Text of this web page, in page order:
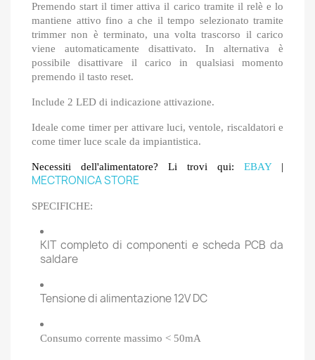
Premendo start il timer attiva il carico tramite il relè e lo
mantiene attivo fino a che il tempo selezionato tramite
trimmer non è terminato, una volta trascorso il carico
viene automaticamente disattivato. In alternativa è
possibile disattivare il carico in qualsiasi momento
premendo il tasto reset.
Include 2 LED di indicazione attivazione.
Ideale come timer per attivare luci, ventole, riscaldatori e
come timer luce scale da impiantistica.
Necessiti dell'alimentatore? Li trovi qui: EBAY|
MECTRONICA STORE
SPECIFICHE:
KIT completo di componenti e scheda PCB da
saldare
Tensione di alimentazione 12V DC
Consumo corrente massimo < 50mA